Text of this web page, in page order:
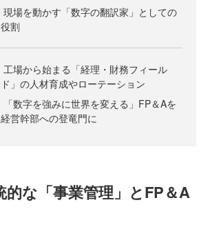
現場を動かす「数字の翻訳家」としての
役割
工場から始まる「経理・財務フィール
ド」の人材育成やローテーション
「数字を強みに世界を変える」FP＆Aを
経営幹部への登竜門に
的な「事業管理」とFP＆A